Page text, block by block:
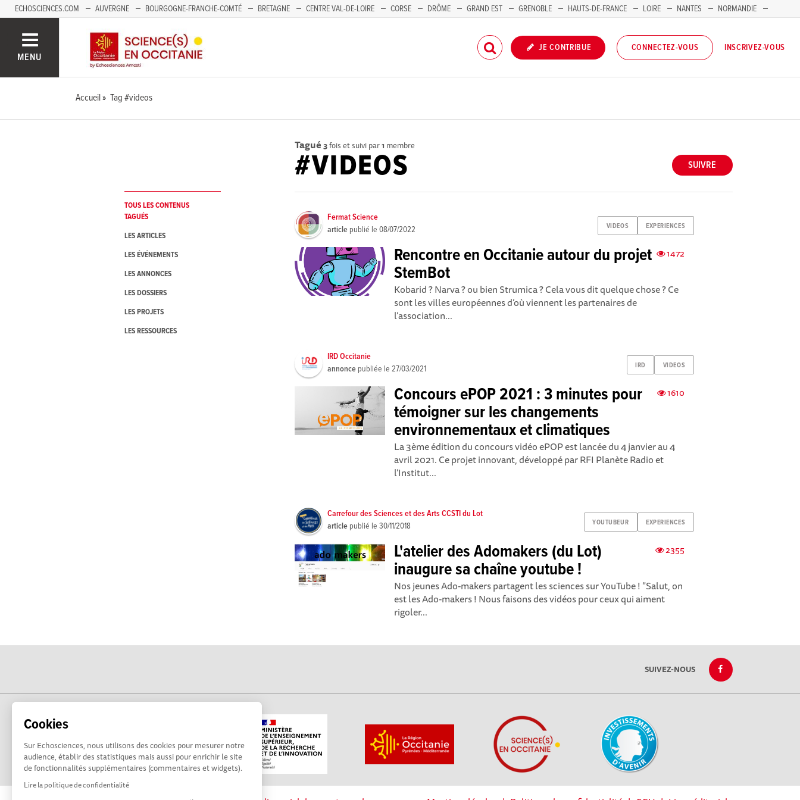
Cookies
Sur Echosciences, nous utilisons des cookies pour mesurer notre
audience, établir des statistiques mais aussi pour enrichir le site
de fonctionnalités supplémentaires (commentaires et widgets).
Lire la politique de confidentialité
ECHOSCIENCES.COM AUVERGNE BOURGOGNE-FRANCHE-COMTÉ BRETAGNE CENTRE VAL-DE-LOIRE CORSE DRÔME GRAND EST GRENOBLE HAUTS-DE-FRANCE LOIRE NANTES
NORMANDIE
MENU
JE CONTRIBUE CONNECTEZ-VOUS INSCRIVEZ-VOUS
Accueil Tag #videos
TOUS LES CONTENUS
TAGUÉS
LES ARTICLES
LES ÉVÉNEMENTS
LES ANNONCES
LES DOSSIERS
LES PROJETS
LES RESSOURCES
Tagué 3fois et suivi par1 membre
SUIVRE
#VIDEOS
VIDEOS EXPERIENCES
Fermat Science
article publié le08/07/2022
1472
Rencontre en Occitanie autour du projet
StemBot
Kobarid ? Narva ? ou bien Strumica ? Cela vous dit quelque chose ? Ce
sont les villes européennes d’où viennent les partenaires de
l’association...
IRD VIDEOS
IRD Occitanie
annonce publiée le27/03/2021
1610
Concours ePOP 2021 : 3 minutes pour
témoigner sur les changements
environnementaux et climatiques
La 3ème édition du concours vidéo ePOP est lancée du 4 janvier au 4
avril 2021. Ce projet innovant, développé par RFI Planète Radio et
l’Institut...
YOUTUBEUR EXPERIENCES
Carrefour des Sciences et des Arts CCSTI du Lot
article publié le30/11/2018
2355
L'atelier des Adomakers (du Lot)
inaugure sa chaîne youtube !
Nos jeunes Ado-makers partagent les sciences sur YouTube ! "Salut, on
est les Ado-makers ! Nous faisons des vidéos pour ceux qui aiment
rigoler...
SUIVEZ-NOUS